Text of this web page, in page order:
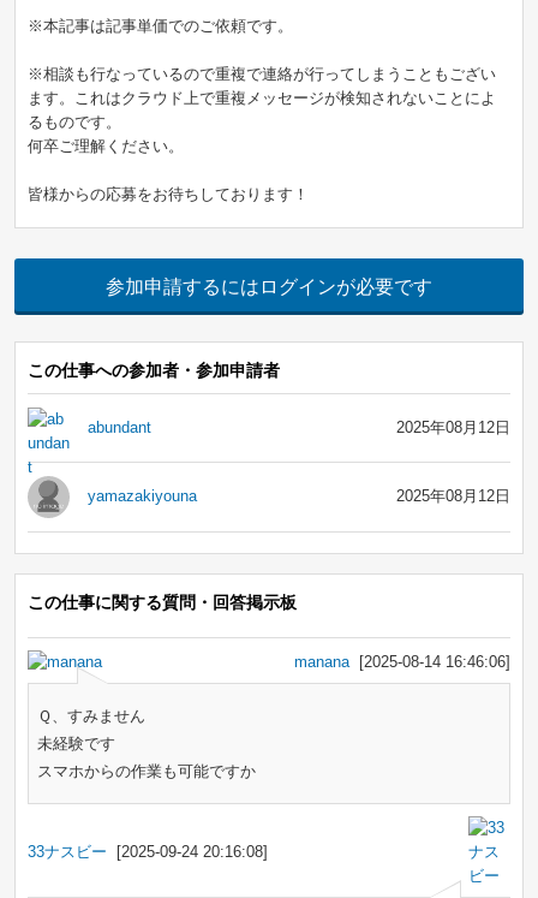
※本記事は記事単価でのご依頼です。
※相談も行なっているので重複で連絡が行ってしまうこともござい
ます。これはクラウド上で重複メッセージが検知されないことによ
るものです。
何卒ご理解ください。
皆様からの応募をお待ちしております！
参加申請するにはログインが必要です
この仕事への参加者・参加申請者
abundant 2025年08月12日
yamazakiyouna 2025年08月12日
この仕事に関する質問・回答掲示板
manana [2025-08-14 16:46:06]
Ｑ、すみません
未経験です
スマホからの作業も可能ですか
33ナスビー [2025-09-24 20:16:08]